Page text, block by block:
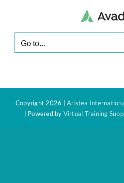
content
Go to...
Copyright 2026 |Aristea
| Powered by Virtual Training